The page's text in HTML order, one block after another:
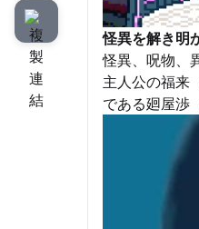
怪異を解き明
怪異、呪物、
主人公の福来
である廻屋渉